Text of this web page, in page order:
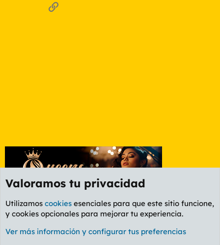
Enlace
Foro Informática y Videojuegos
Cookies
PL OLDSTYLE AMARILLO
Valoramos tu privacidad
Utilizamos cookies esenciales para que este sitio funcione,
y cookies opcionales para mejorar tu experiencia.
Ver más información y configurar tus preferencias